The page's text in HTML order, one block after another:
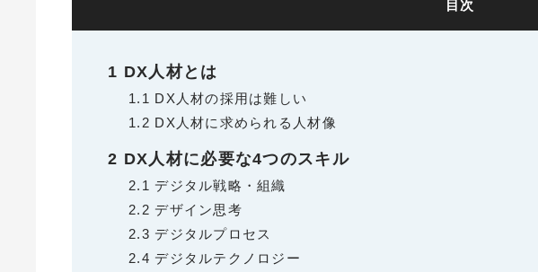
目次
1 DX人材とは
1.1 DX人材の採用は難しい
1.2 DX人材に求められる人材像
2 DX人材に必要な4つのスキル
2.1 デジタル戦略・組織
2.2 デザイン思考
2.3 デジタルプロセス
2.4 デジタルテクノロジー